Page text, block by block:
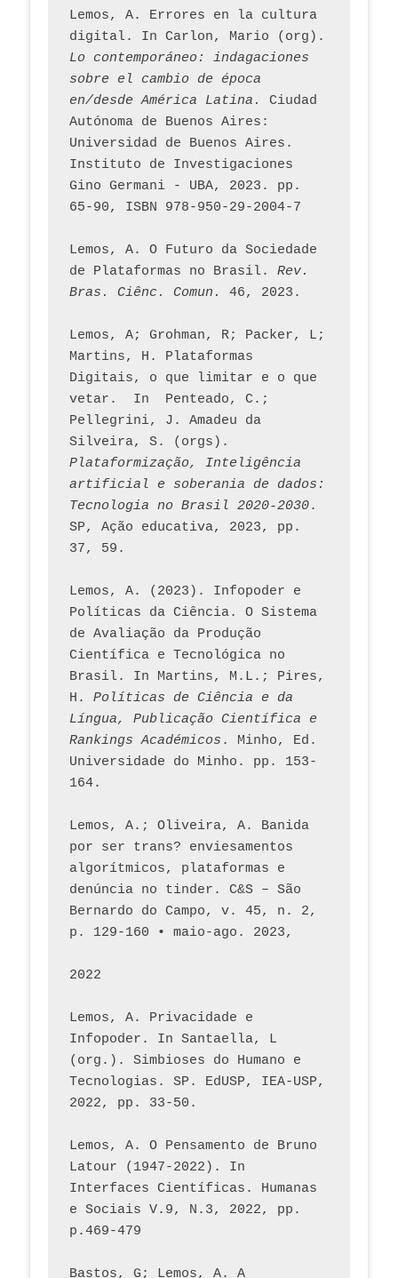
Lemos, A. Errores en la cultura
Lo contemporáneo: indagaciones
sobre el cambio de época
en/desde América Latina.
Ciudad
Autónoma de Buenos Aires:
Universidad de Buenos Aires.
Instituto de Investigaciones
Gino Germani - UBA, 2023. pp.
65-90, ISBN 978-950-29-2004-7
Lemos, A. O Futuro da Sociedade
de Plataformas no Brasil. Rev.
Bras. Ciênc. Comun.
Lemos, A; Grohman, R; Packer, L;
Martins, H. Plataformas
Digitais, o que limitar e o que
vetar.  In  Penteado, C.;
Pellegrini, J. Amadeu da
Plataformização, Inteligência
artificial e soberania de dados:
Tecnologia no Brasil 2020-2030.
SP, Ação educativa, 2023, pp.
37, 59.
Lemos, A. (2023). Infopoder e
Políticas da Ciência. O Sistema
de Avaliação da Produção
Científica e Tecnológica no
Brasil. In Martins, M.L.; Pires,
H. Políticas de Ciência e da
Língua, Publicação Científica e
Rankings Académicos . Minho, Ed.
Universidade do Minho. pp. 153-
164.
Lemos, A.; Oliveira, A. Banida
por ser trans? enviesamentos
algorítmicos, plataformas e
denúncia no tinder. C&S – São
Bernardo do Campo, v. 45, n. 2,
p. 129-160 • maio-ago. 2023,
2022
Lemos, A. Privacidade e
Infopoder. In Santaella, L
(org.). Simbioses do Humano e
Tecnologias. SP. EdUSP, IEA-USP,
2022, pp. 33-50.
Lemos, A. O Pensamento de Bruno
Latour (1947-2022). In
Interfaces Científicas. Humanas
e Sociais V.9, N.3, 2022, pp.
p.469-479
Bastos, G; Lemos, A. A